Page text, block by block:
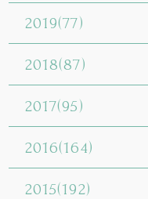
2019(77)
2018(87)
2017(95)
2016(164)
2015(192)